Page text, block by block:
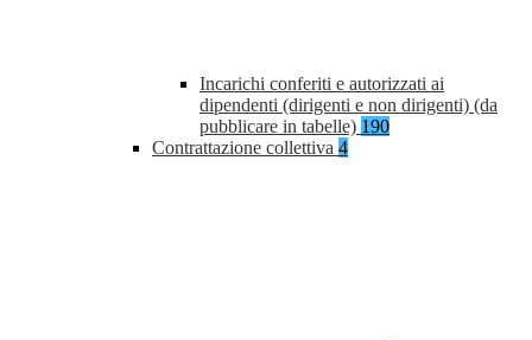
Incarichi conferiti e autorizzati ai
dipendenti (dirigenti e non dirigenti) (da
pubblicare in tabelle) 190
Contrattazione collettiva 4